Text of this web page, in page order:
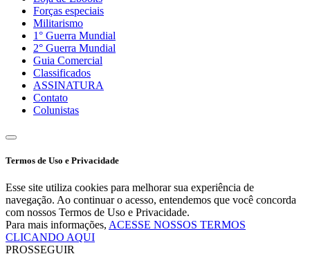
Forças especiais
Militarismo
1° Guerra Mundial
2° Guerra Mundial
Guia Comercial
Classificados
ASSINATURA
Contato
Colunistas
Termos de Uso e Privacidade
Esse site utiliza cookies para melhorar sua experiência de
navegação. Ao continuar o acesso, entendemos que você concorda
com nossos Termos de Uso e Privacidade.
Para mais informações, ACESSE NOSSOS TERMOS
CLICANDO AQUI
PROSSEGUIR